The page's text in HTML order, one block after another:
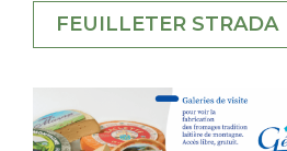
FEUILLETER STRADA